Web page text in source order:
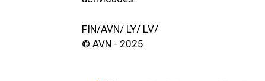
FIN/AVN/ LY/ LV/
© AVN - 2025